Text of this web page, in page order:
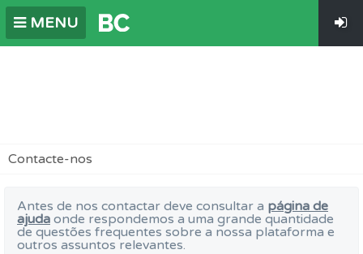
MENU
Contacte-nos
Antes de nos contactar deve consultar a página de
ajuda onde respondemos a uma grande quantidade
de questões frequentes sobre a nossa plataforma e
outros assuntos relevantes.